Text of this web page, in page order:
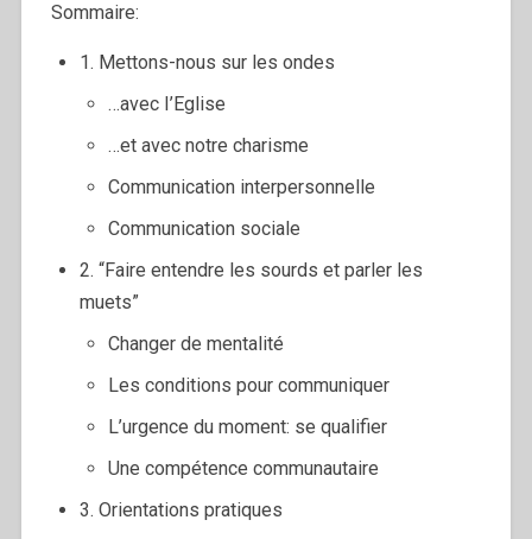
Sommaire:
1. Mettons-nous sur les ondes
…avec I’Eglise
…et avec notre charisme
Communication interpersonnelle
Communication sociale
2. “Faire entendre les sourds et parler les
muets”
Changer de mentalité
Les conditions pour communiquer
L’urgence du moment: se qualifier
Une compétence communautaire
3. Orientations pratiques